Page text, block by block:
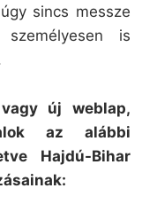
sincs messze
is
új weblap,
az alábbi
Hajdú-Bihar